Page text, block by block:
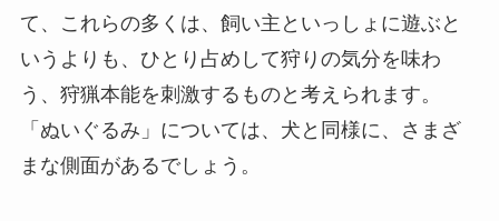
て、これらの多くは、飼い主といっしょに遊ぶと
いうよりも、ひとり占めして狩りの気分を味わ
う、狩猟本能を刺激するものと考えられます。
「ぬいぐるみ」については、犬と同様に、さまざ
まな側面があるでしょう。